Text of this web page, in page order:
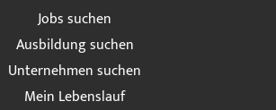
Jobs suchen
Ausbildung suchen
Unternehmen suchen
Mein Lebenslauf